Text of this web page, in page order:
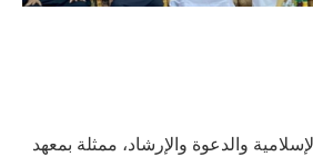
والدعوة والإرشاد، ممثلة بمعهد